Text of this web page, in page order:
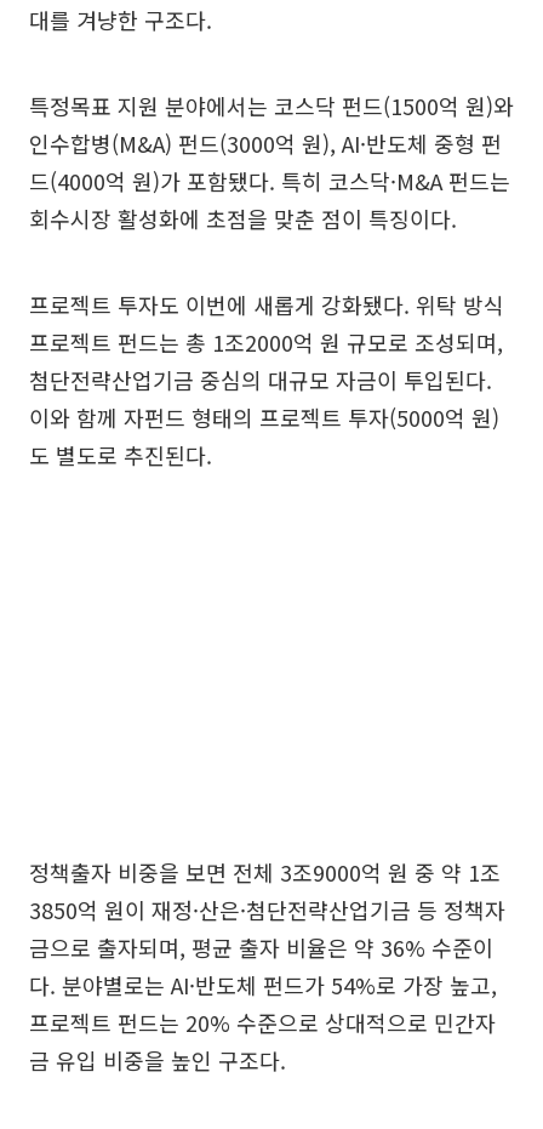
대를 겨냥한 구조다.
특정목표 지원 분야에서는 코스닥 펀드(1500억 원)와
인수합병(M&A) 펀드(3000억 원), AI·반도체 중형 펀
드(4000억 원)가 포함됐다. 특히 코스닥·M&A 펀드는
회수시장 활성화에 초점을 맞춘 점이 특징이다.
프로젝트 투자도 이번에 새롭게 강화됐다. 위탁 방식
프로젝트 펀드는 총 1조2000억 원 규모로 조성되며,
첨단전략산업기금 중심의 대규모 자금이 투입된다.
이와 함께 자펀드 형태의 프로젝트 투자(5000억 원)
도 별도로 추진된다.
정책출자 비중을 보면 전체 3조9000억 원 중 약 1조
3850억 원이 재정·산은·첨단전략산업기금 등 정책자
금으로 출자되며, 평균 출자 비율은 약 36% 수준이
다. 분야별로는 AI·반도체 펀드가 54%로 가장 높고,
프로젝트 펀드는 20% 수준으로 상대적으로 민간자
금 유입 비중을 높인 구조다.